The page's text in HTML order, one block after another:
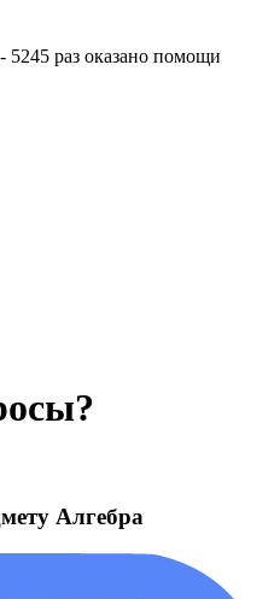
5245 раз оказано помощи
Алгебра